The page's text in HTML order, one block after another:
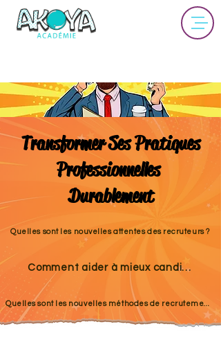
Transformer Ses Pratiques
Professionnelles
Durablement
Quelles sont les nouvelles attentes des recruteurs ?
Comment aider à mieux candidater ?
Quelles sont les nouvelles méthodes de recrutement ?